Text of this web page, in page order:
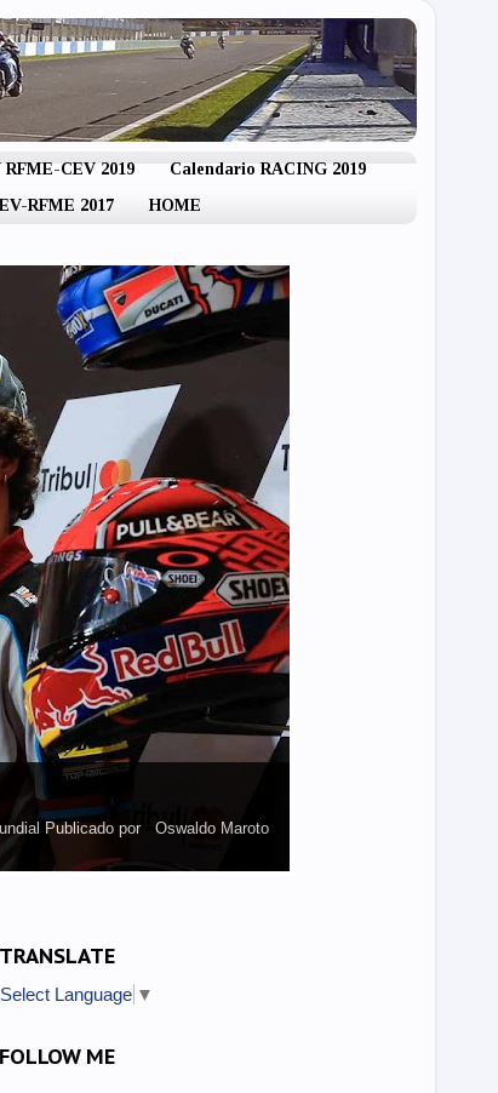
CEV 2019
Calendario RACING 2019
RFME 2017 HOME
Publicado por Oswaldo Maroto
TRANSLATE
Select Language ▼
FOLLOW ME